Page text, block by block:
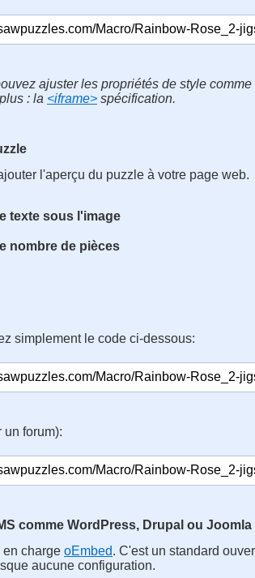
ajuster les propriétés de style
: la <iframe> spécification.
l'aperçu du puzzle à votre page web.
texte sous l'image
nombre de pièces
simplement le code ci-dessous:
un forum):
comme WordPress, Drupal ou Joomla
en charge oEmbed. C'est un standard
aucune configuration.